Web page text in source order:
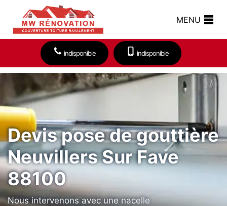
MENU
indisponible indisponible
Devis pose de gouttière
Neuvillers Sur Fave
88100
Nous intervenons avec une nacelle